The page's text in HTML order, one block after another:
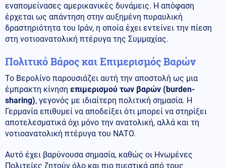
εναπομείνασες αμερικανικές δυνάμεις. Η απόφαση
έρχεται ως απάντηση στην αυξημένη πυραυλική
δραστηριότητα του Ιράν, η οποία έχει εντείνει την πίεση
στη νοτιοανατολική πτέρυγα της Συμμαχίας.
Πολιτικό Βάρος και Επιμερισμός Βαρών
Το Βερολίνο παρουσιάζει αυτή την αποστολή ως μια
έμπρακτη κίνηση επιμερισμού των βαρών (burden-
sharing), γεγονός με ιδιαίτερη πολιτική σημασία. Η
Γερμανία επιθυμεί να αποδείξει ότι μπορεί να στηρίξει
αποτελεσματικά όχι μόνο την ανατολική, αλλά και τη
νοτιοανατολική πτέρυγα του ΝΑΤΟ.
Αυτό έχει βαρύνουσα σημασία, καθώς οι Ηνωμένες
Πολιτείες ζητούν όλο και πιο πιεστικά από τους